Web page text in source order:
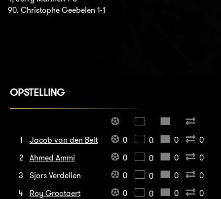
90. Christophe Geebelen 1-1
OPSTELLING
1 Jacob van den Belt 0 0 0
0
2
Ahmed Ammi 0 0 0
0
3
Sjors Verdellen 0 0 0
0
4
Roy Grootaert 0 0 0
0